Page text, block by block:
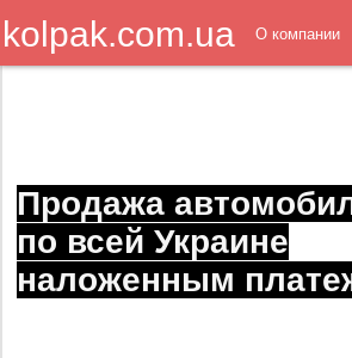
kolpak.com.ua О компании
Продажа
по всей Украине
наложенным